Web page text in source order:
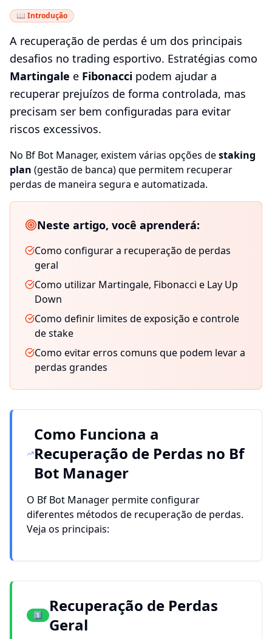
📖 Introdução
A recuperação de perdas é um dos principais
desafios no trading esportivo. Estratégias como
Martingale e Fibonacci podem ajudar a
recuperar prejuízos de forma controlada, mas
precisam ser bem configuradas para evitar
riscos excessivos.
No Bf Bot Manager, existem várias opções destaking
plan (gestão de banca) que permitem recuperar
perdas de maneira segura e automatizada.
Neste artigo, você aprenderá:
Como configurar a recuperação de perdas
geral
Como utilizar Martingale, Fibonacci e Lay Up
Down
Como definir limites de exposição e controle
de stake
Como evitar erros comuns que podem levar a
perdas grandes
Como Funciona a
Recuperação de Perdas no Bf
Bot Manager
O Bf Bot Manager permite configurar
diferentes métodos de recuperação de perdas.
Veja os principais:
1️⃣
Recuperação de Perdas
Geral